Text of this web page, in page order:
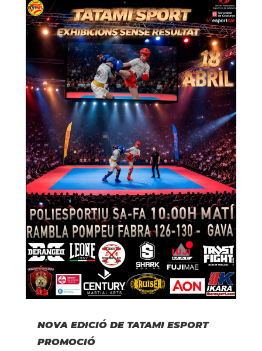
NOVA EDICIÓ DE TATAMI ESPORT
PROMOCIÓ